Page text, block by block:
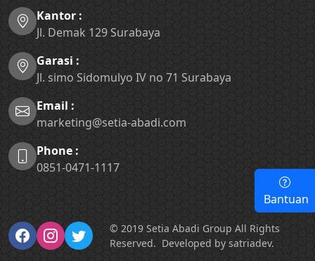
Kantor :
Jl. Demak 129 Surabaya
Garasi :
Jl. simo Sidomulyo IV no 71 Surabaya
Email :
marketing@setia-abadi.com
Phone :
0851-0471-1117
© 2019 Setia Abadi Group All Rights
Reserved. Developed by satriadev.
Bantuan